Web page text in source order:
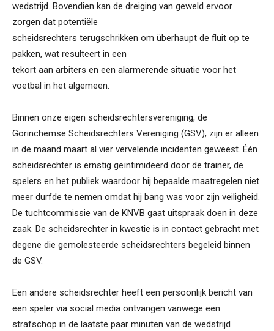
wedstrijd. Bovendien kan de dreiging van geweld ervoor
zorgen dat potentiële
scheidsrechters terugschrikken om überhaupt de fluit op te
pakken, wat resulteert in een
tekort aan arbiters en een alarmerende situatie voor het
voetbal in het algemeen.
Binnen onze eigen scheidsrechtersvereniging, de
Gorinchemse Scheidsrechters Vereniging (GSV), zijn er alleen
in de maand maart al vier vervelende incidenten geweest. Één
scheidsrechter is ernstig geïntimideerd door de trainer, de
spelers en het publiek waardoor hij bepaalde maatregelen niet
meer durfde te nemen omdat hij bang was voor zijn veiligheid.
De tuchtcommissie van de KNVB gaat uitspraak doen in deze
zaak. De scheidsrechter in kwestie is in contact gebracht met
degene die gemolesteerde scheidsrechters begeleid binnen
de GSV.
Een andere scheidsrechter heeft een persoonlijk bericht van
een speler via social media ontvangen vanwege een
strafschop in de laatste paar minuten van de wedstrijd